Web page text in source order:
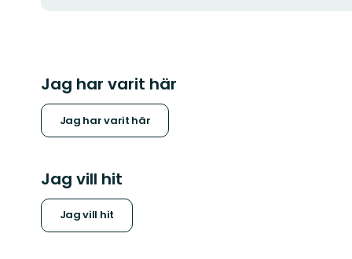
Jag har varit här
Jag har varit här
Jag vill hit
Jag vill hit